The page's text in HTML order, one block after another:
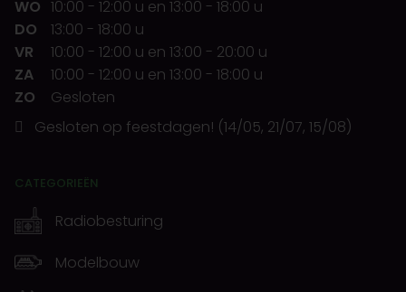
WO 10:00 - 12:00 u en 13:00 - 18:00 u
DO
13:00 - 18:00 u
VR
10:00 - 12:00 u en 13:00 - 20:00 u
ZA
10:00 - 12:00 u en 13:00 - 18:00 u
ZO
Gesloten
Gesloten op feestdagen! (14/05, 21/07, 15/08)
CATEGORIEËN
Radiobesturing
Modelbouw